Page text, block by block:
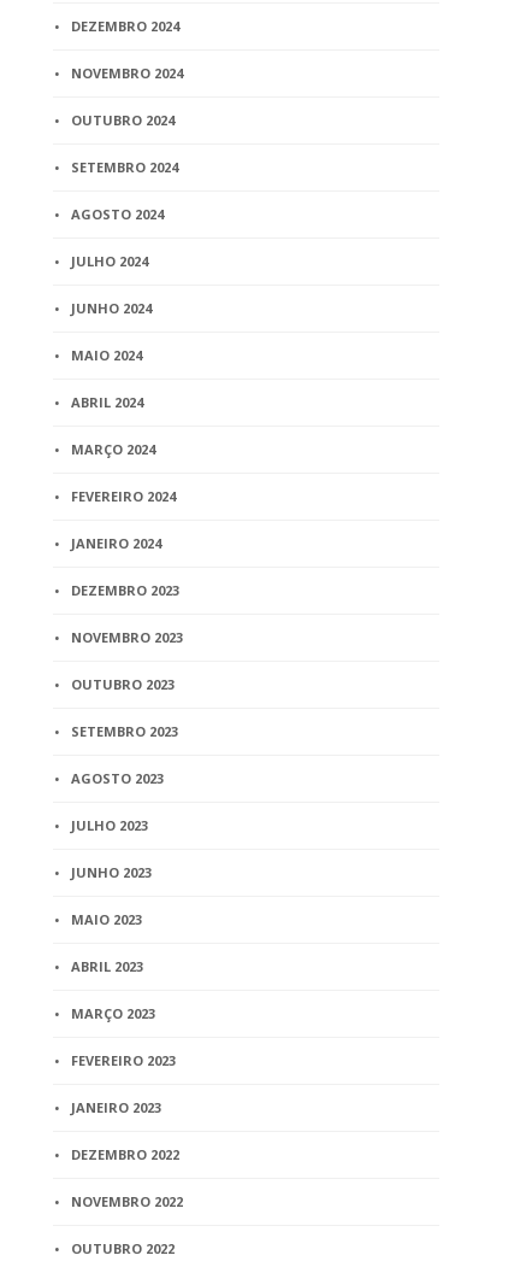
DEZEMBRO 2024
NOVEMBRO 2024
OUTUBRO 2024
SETEMBRO 2024
AGOSTO 2024
JULHO 2024
JUNHO 2024
MAIO 2024
ABRIL 2024
MARÇO 2024
FEVEREIRO 2024
JANEIRO 2024
DEZEMBRO 2023
NOVEMBRO 2023
OUTUBRO 2023
SETEMBRO 2023
AGOSTO 2023
JULHO 2023
JUNHO 2023
MAIO 2023
ABRIL 2023
MARÇO 2023
FEVEREIRO 2023
JANEIRO 2023
DEZEMBRO 2022
NOVEMBRO 2022
OUTUBRO 2022